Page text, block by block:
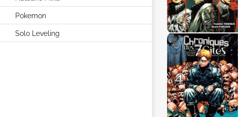
Pokemon
Solo Leveling